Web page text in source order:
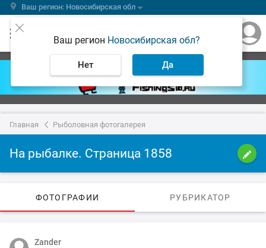
Ваш регион: Новосибирская обл
Ваш регион Новосибирская обл?
Нет Да
Главная Рыболовная фотогалерея
На рыбалке. Страница 1858
ФОТОГРАФИИ РУБРИКАТОР
Zander